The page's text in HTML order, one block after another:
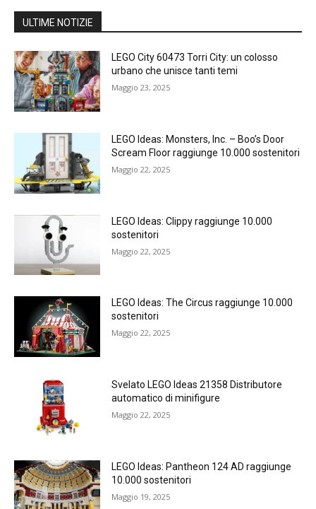
ULTIME NOTIZIE
LEGO City 60473 Torri City: un colosso
urbano che unisce tanti temi
Maggio 23, 2025
LEGO Ideas: Monsters, Inc. – Boo’s Door
Scream Floor raggiunge 10.000 sostenitori
Maggio 22, 2025
LEGO Ideas: Clippy raggiunge 10.000
sostenitori
Maggio 22, 2025
LEGO Ideas: The Circus raggiunge 10.000
sostenitori
Maggio 22, 2025
Svelato LEGO Ideas 21358 Distributore
automatico di minifigure
Maggio 22, 2025
LEGO Ideas: Pantheon 124 AD raggiunge
10.000 sostenitori
Maggio 19, 2025